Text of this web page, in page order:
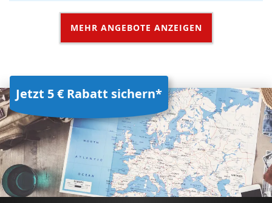
MEHR ANGEBOTE ANZEIGEN
Jetzt 5 € Rabatt sichern*